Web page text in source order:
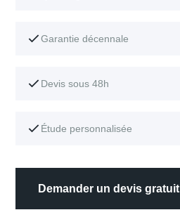
Garantie décennale
Devis sous 48h
Étude personnalisée
Demander un devis gratuit